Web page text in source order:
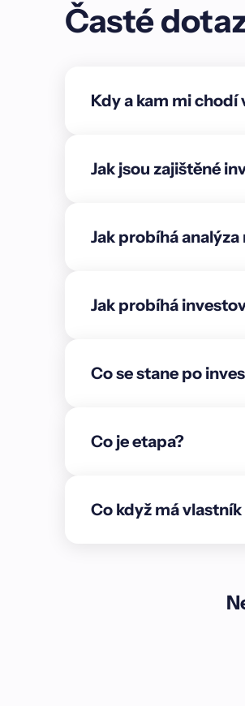
Item A
přípravných zemních a
desky včetně rozvodů
pro další fázi
nazvané Rajchardov. V
rodinných domů. Jedná se
specializované obchody,
retenční nádrž na pozemku.
osvětlením.\n\n###
nemovitostí v hodnotě 45
\n\n1. **Zástavní právo na
Časté
Kdy a kam mi chodí
Jak jsou zajištěné
Jak probíhá analýza
Jak probíhá
Co se stane po
Co je etapa?
Co když má